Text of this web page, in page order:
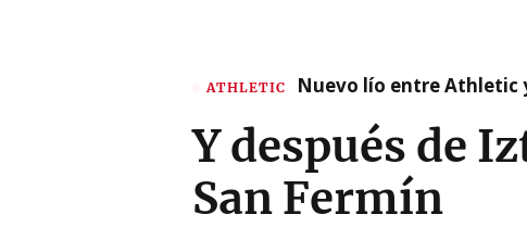
ATHLETIC Nuevo lío entre Athletic
Y después de
San Fermín